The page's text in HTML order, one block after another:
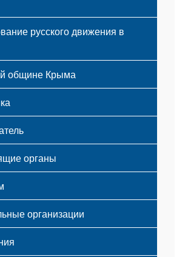
русского движения в
общине Крыма
деятельности
органы
организации